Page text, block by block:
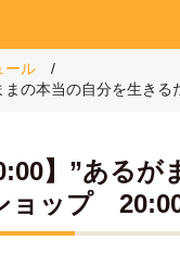
ール
まの本当の自分を生き
】”ある
ョップ